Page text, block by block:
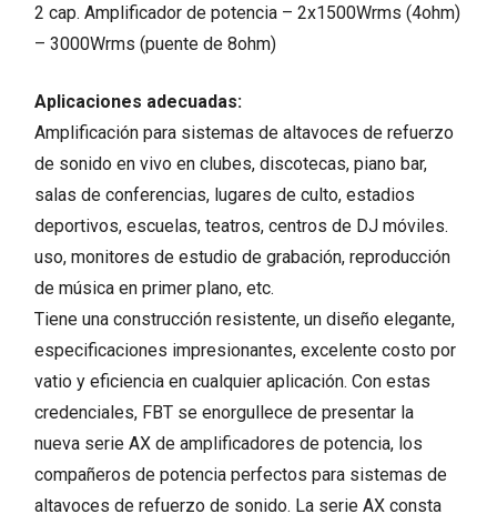
2 cap. Amplificador de potencia – 2x1500Wrms (4ohm)
– 3000Wrms (puente de 8ohm)
Aplicaciones adecuadas:
Amplificación para sistemas de altavoces de refuerzo
de sonido en vivo en clubes, discotecas, piano bar,
salas de conferencias, lugares de culto, estadios
deportivos, escuelas, teatros, centros de DJ móviles.
uso, monitores de estudio de grabación, reproducción
de música en primer plano, etc.
Tiene una construcción resistente, un diseño elegante,
especificaciones impresionantes, excelente costo por
vatio y eficiencia en cualquier aplicación. Con estas
credenciales, FBT se enorgullece de presentar la
nueva serie AX de amplificadores de potencia, los
compañeros de potencia perfectos para sistemas de
altavoces de refuerzo de sonido. La serie AX consta